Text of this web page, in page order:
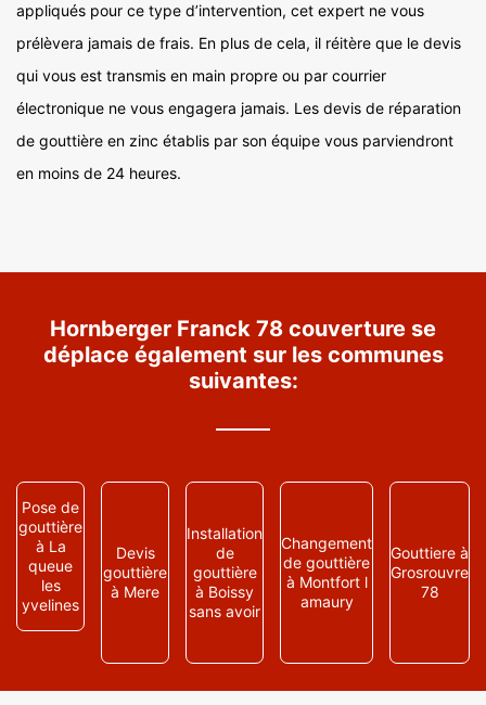
appliqués pour ce type d’intervention, cet expert ne vous
prélèvera jamais de frais. En plus de cela, il réitère que le devis
qui vous est transmis en main propre ou par courrier
électronique ne vous engagera jamais. Les devis de réparation
de gouttière en zinc établis par son équipe vous parviendront
en moins de 24 heures.
Hornberger Franck 78 couverture se
déplace également sur les communes
suivantes:
Pose de
gouttière
à La
queue
les
yvelines
Devis
gouttière
à Mere
Installation
de
gouttière
à Boissy
sans avoir
Changement
de gouttière
à Montfort l
amaury
Gouttiere à
Grosrouvre
78